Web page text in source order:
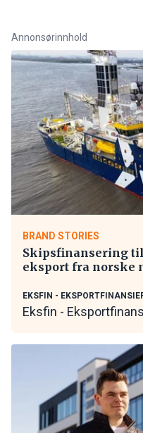
Annonsørinnhold
BRAND STORIES
Skipsfinansering
eksport fra norske
EKSFIN -
Eksfin -